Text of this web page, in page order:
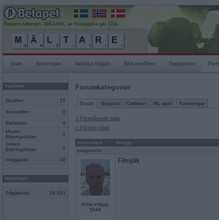
Senaste rullningen, MÄLTARE, av Rospiggska gav 172p
Start Spelregler Vanliga frågor Sök medlem Topplistor
Spelrum
Giraffen 15
Krokodilen 0
Elefanten
0
Musen
Böjningslistan
0
Grisen
Böjningslistan
1
Inloggade 16
Mobilspel
Pågående 18 453
Forumkategorier
Snack Support Ordlekar IRL-spel Turneringar
« Föregående sida
« Första sidan
Användare
Inlägg
magnusito
Antal inlägg:
5044
Filmjölk